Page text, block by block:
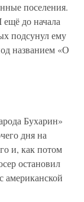
поселения.
до начала
подсунул ему
названием «О
Бухарин»
дня на
и, как потом
остановил
американской